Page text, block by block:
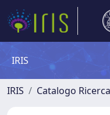
IRIS
IRIS Catalogo Ricerca